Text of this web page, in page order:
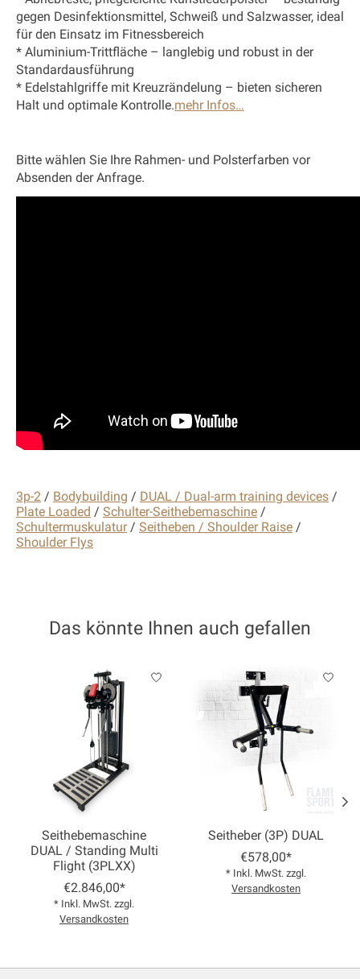
gegen Desinfektionsmittel, Schweiß und Salzwasser, ideal
für den Einsatz im Fitnessbereich
* Aluminium-Trittfläche – langlebig und robust in der
Standardausführung
* Edelstahlgriffe mit Kreuzrändelung – bieten sicheren
Halt und optimale Kontrolle.mehr Infos…
Bitte wählen Sie Ihre Rahmen- und Polsterfarben vor
Absenden der Anfrage.
3p-2 / Bodybuilding / DUAL / Dual-arm training devices /
Plate Loaded / Schulter-Seithebemaschine /
Schultermuskulatur/ Seitheben / Shoulder Raise /
Shoulder Flys
Das könnte Ihnen auch gefallen
Produkt-Karussell-Artikel
Seithebemaschine
DUAL / Standing Multi
Flight (3PLXX)
€2.846,00*
* Inkl. MwSt. zzgl.
Versandkosten
Seitheber (3P) DUAL
€578,00*
* Inkl. MwSt. zzgl.
Versandkosten